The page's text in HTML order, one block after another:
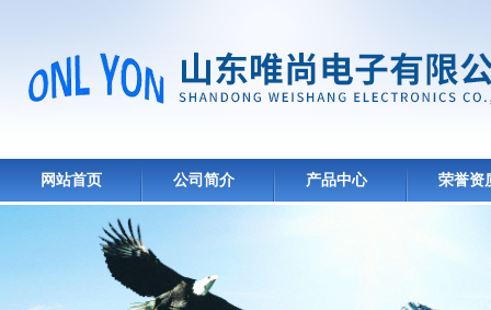
网站首页 公司简介 产品中心 荣誉资